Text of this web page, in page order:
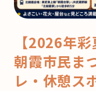
【2026年
朝霞市民ま
レ・休憩ス